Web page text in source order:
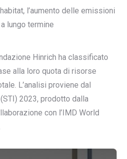
l’aumento delle emissioni
lungo termine
Hinrich ha classificato
alla loro quota di risorse
L’analisi proviene dal
2023, prodotto dalla
con l’IMD World